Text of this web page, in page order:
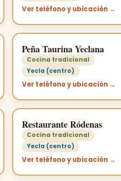
Ver teléfono y ubicación →
Peña Taurina Yeclana
Cocina tradicional
Yecla (centro)
Ver teléfono y ubicación →
Restaurante Ródenas
Cocina tradicional
Yecla (centro)
Ver teléfono y ubicación →